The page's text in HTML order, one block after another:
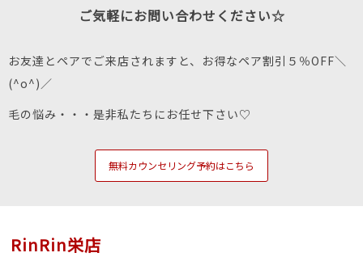
ご気軽にお問い合わせください☆
お友達とペアでご来店されますと、お得なペア割引５％OFF＼
(^o^)／
毛の悩み・・・是非私たちにお任せ下さい♡
無料カウンセリング予約はこちら
RinRin栄店